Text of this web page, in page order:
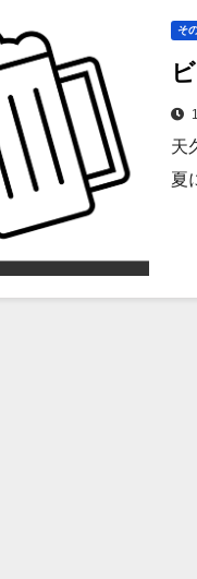
そ
天
夏